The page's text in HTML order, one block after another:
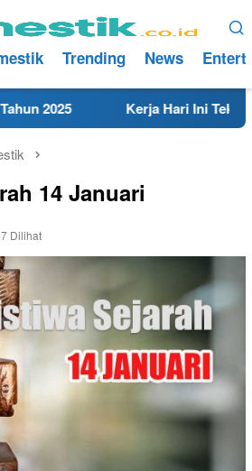
Trending News
Kerja Hari Ini Teknisi/
14 Januari
Dilihat